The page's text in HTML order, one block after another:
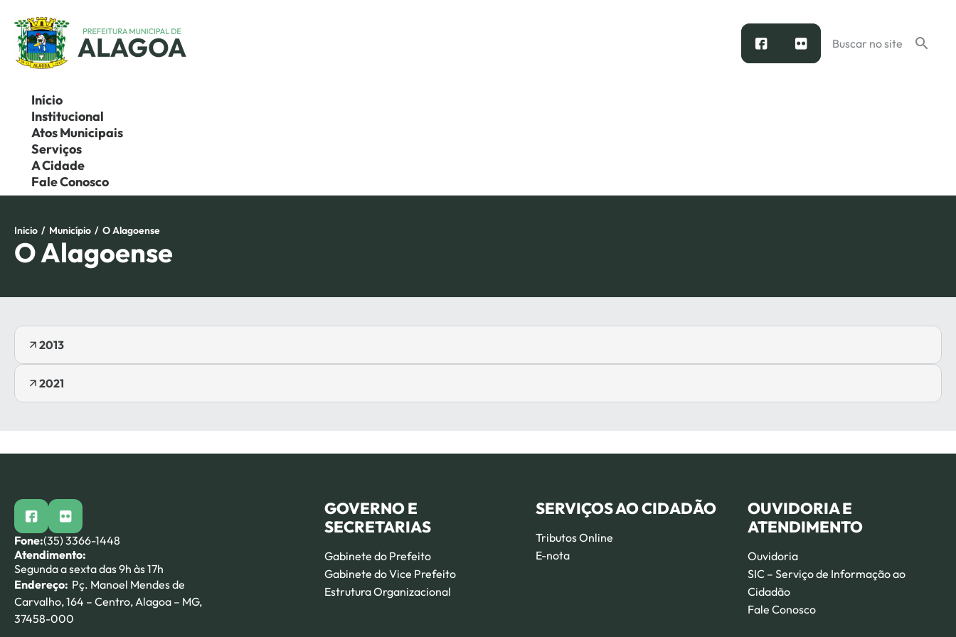
para
conteúdo
facebookflickr
Início
Institucional
Atos Municipais
Serviços
A Cidade
Fale Conosco
Inicio / Município / O Alagoense
O Alagoense
2013
2021
facebookflickr
Fone:(35) 3366-1448
Atendimento:
Segunda a sexta das 9h às 17h
Endereço: Pç. Manoel Mendes de
Carvalho, 164 – Centro, Alagoa – MG,
37458-000
GOVERNO E
SECRETARIAS
Gabinete do Prefeito
Gabinete do Vice Prefeito
Estrutura Organizacional
SERVIÇOS AO CIDADÃO
Tributos Online
E-nota
OUVIDORIA E
ATENDIMENTO
Ouvidoria
SIC – Serviço de Informação ao
Cidadão
Fale Conosco